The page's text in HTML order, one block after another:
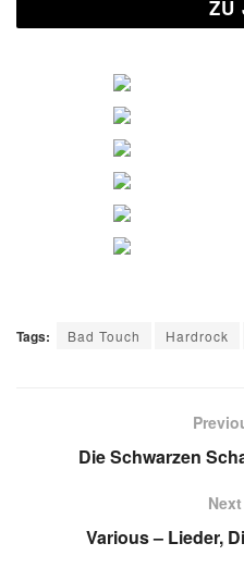
ZU
Tags: Bad Touch Hardrock
Die Schwarzen
Various – Lieder,